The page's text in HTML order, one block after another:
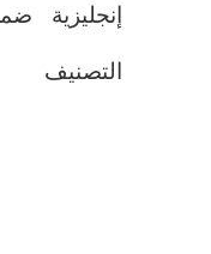
التصنيف